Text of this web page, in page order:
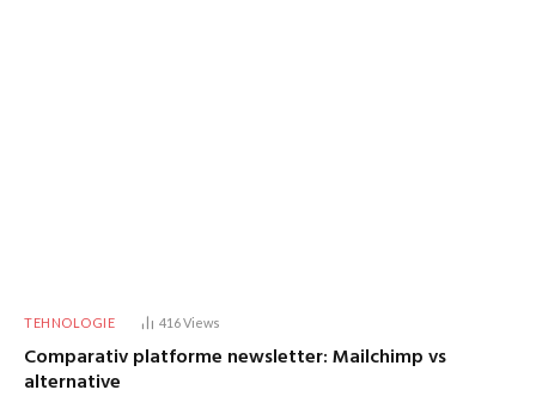
TEHNOLOGIE 416Views
Comparativ platforme newsletter: Mailchimp vs
alternative